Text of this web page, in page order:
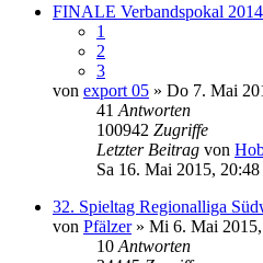
FINALE Verbandspokal
1
2
3
von export 05 » Do 7. Mai
41 Antworten
100942 Zugriffe
Letzter Beitrag von
Sa 16. Mai 2015, 20:48
32. Spieltag Regionalliga
von Pfälzer» Mi 6. Mai 2015,
10 Antworten